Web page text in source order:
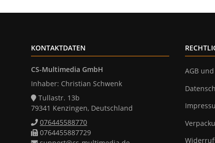
KONTAKTDATEN
CS-Multimedia GmbH
Inhaber: Christian Schwenk
Tullastr. 13b
79341 Kenzingen, Deutschland
076445588770
0764455887729
AGB